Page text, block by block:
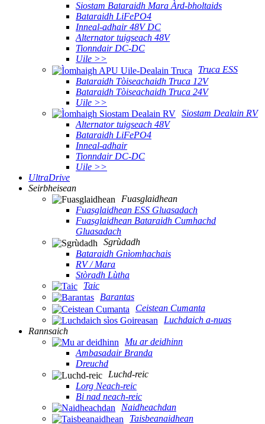
Siostam Bataraidh Mara Àrd-bholtaids
Bataraidh LiFePO4
Inneal-adhair 48V DC
Alternator tuigseach 48V
Tionndair DC-DC
Uile >>
Truca ESS
Bataraidh Tòiseachaidh Truca 12V
Bataraidh Tòiseachaidh Truca 24V
Uile >>
Siostam Dealain RV
Alternator tuigseach 48V
Bataraidh LiFePO4
Inneal-adhair
Tionndair DC-DC
Uile >>
UltraDrive
Seirbheisean
Fuasglaidhean
Fuasglaidhean ESS Gluasadach
Fuasglaidhean Bataraidh Cumhachd
Gluasadach
Sgrùdadh
Bataraidh Gnìomhachais
RV / Mara
Stòradh Lùtha
Taic
Barantas
Ceistean Cumanta
Luchdaich a-nuas
Rannsaich
Mu ar deidhinn
Ambasadair Branda
Dreuchd
Luchd-reic
Lorg Neach-reic
Bi nad neach-reic
Naidheachdan
Taisbeanaidhean